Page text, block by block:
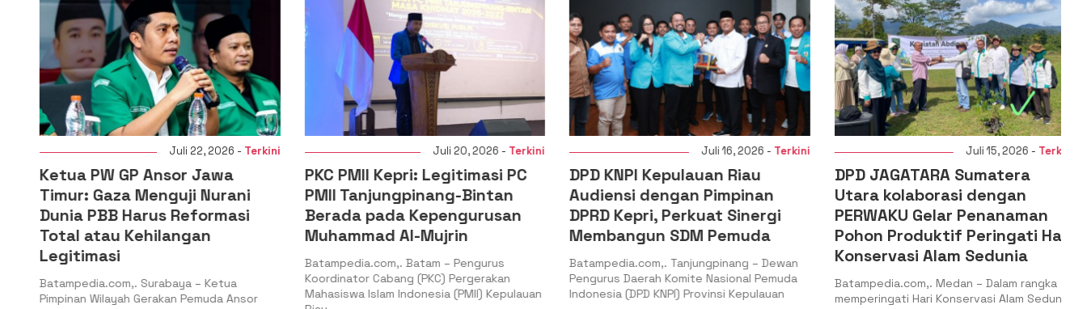
Juli 22, 2026 -Terkini
Ketua PW GP Ansor Jawa
Timur: Gaza Menguji Nurani
Dunia PBB Harus Reformasi
Total atau Kehilangan
Legitimasi
Batampedia.com,. Surabaya – Ketua
Pimpinan Wilayah Gerakan Pemuda Ansor
Juli 20, 2026 -Terkini
PKC PMII Kepri: Legitimasi PC
PMII Tanjungpinang-Bintan
Berada pada Kepengurusan
Muhammad Al-Mujrin
Batampedia.com,. Batam – Pengurus
Koordinator Cabang (PKC) Pergerakan
Mahasiswa Islam Indonesia (PMII) Kepulauan
Juli 16, 2026 -Terkini
DPD KNPI Kepulauan Riau
Audiensi dengan Pimpinan
DPRD Kepri, Perkuat Sinergi
Membangun SDM Pemuda
Batampedia.com,. Tanjungpinang – Dewan
Pengurus Daerah Komite Nasional Pemuda
Indonesia (DPD KNPI) Provinsi Kepulauan
Juli 15, 2026 -Terkini
DPD JAGATARA Sumatera
Utara kolaborasi dengan
PERWAKU Gelar Penanaman
Pohon Produktif Peringati Hari
Konservasi Alam Sedunia
Batampedia.com,. Medan – Dalam rangka
memperingati Hari Konservasi Alam Sedunia,